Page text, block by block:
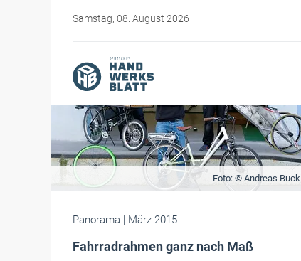
Samstag, 08. August 2026
Foto: © Andreas Buck
Panorama | März 2015
Fahrradrahmen ganz nach Maß